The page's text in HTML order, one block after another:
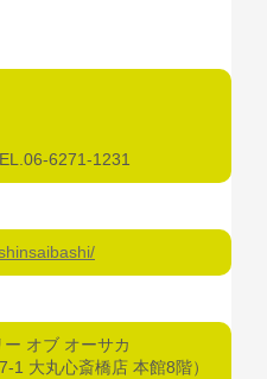
6271-1231
オブ オーサカ
1 大丸心斎橋店 本館8階）